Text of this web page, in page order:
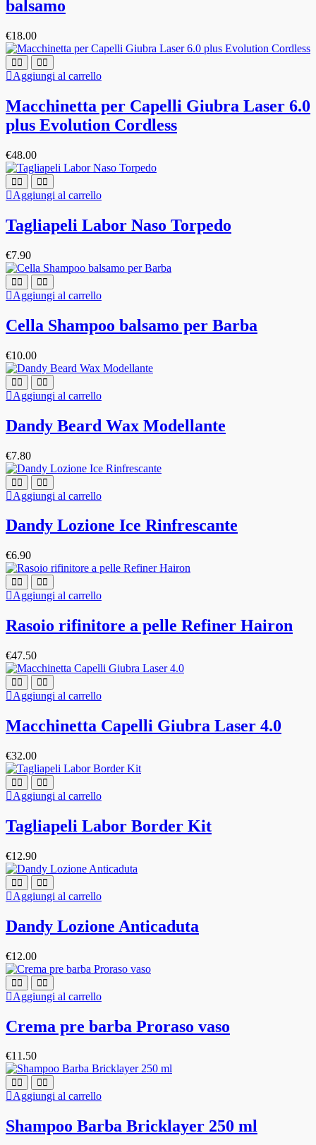
balsamo
€18.00
Aggiungi al carrello
Macchinetta per Capelli Giubra Laser 6.0
plus Evolution Cordless
€48.00
Aggiungi al carrello
Tagliapeli Labor Naso Torpedo
€7.90
Aggiungi al carrello
Cella Shampoo balsamo per Barba
€10.00
Aggiungi al carrello
Dandy Beard Wax Modellante
€7.80
Aggiungi al carrello
Dandy Lozione Ice Rinfrescante
€6.90
Aggiungi al carrello
Rasoio rifinitore a pelle Refiner Hairon
€47.50
Aggiungi al carrello
Macchinetta Capelli Giubra Laser 4.0
€32.00
Aggiungi al carrello
Tagliapeli Labor Border Kit
€12.90
Aggiungi al carrello
Dandy Lozione Anticaduta
€12.00
Aggiungi al carrello
Crema pre barba Proraso vaso
€11.50
Aggiungi al carrello
Shampoo Barba Bricklayer 250 ml